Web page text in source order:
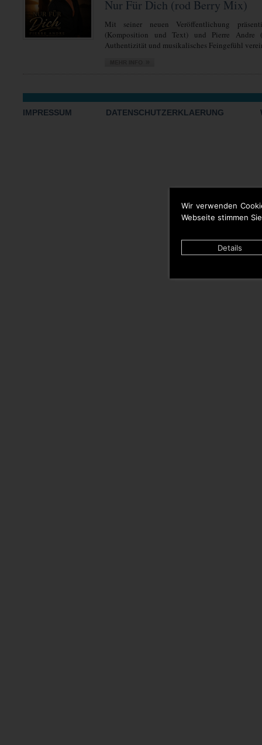
Wir verwenden
Webseite stimmen
Details
Nur Für Dich (rod Berry Mix)
Mit seiner neuen Veröffentlichung
(Komposition und Text) und Pierre Andre
Authentizität und musikalisches Feingefühl
IMPRESSUM DATENSCHUTZERKLAERUNG